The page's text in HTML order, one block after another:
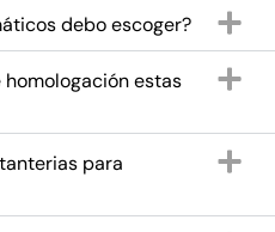
debo escoger?
estas
para